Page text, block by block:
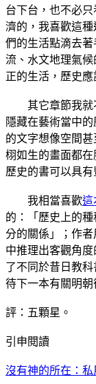
台下台，也不必
濟的，我喜歡這
們的生活點滴去
流、水文地理氣
正的生活，歷史應
其它章節我就
隱藏在藝術當中
的文字想像空間
栩如生的畫面都
歷史的書可以具有
我相當喜歡這
的：「歷史上的
分的關係」；作
中推理出客觀角
了不同於昔日教
待下一本有關明朝
評：五顆星。
引申閱讀
沒有神的所在：私